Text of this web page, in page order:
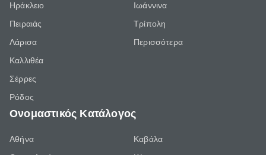
Ηράκλειο
Πειραιάς
Λάρισα
Καλλιθέα
Σέρρες
Ρόδος
Ιωάννινα
Τρίπολη
Περισσότερα
Ονομαστικός Κατάλογος
Αθήνα
Καβάλα